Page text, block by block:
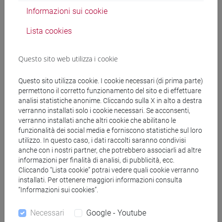
(conditionally accepted).
Una volta ultimate le verifiche di competenza degli Atenei, le
Ambasciate/Consolati competenti che le prenderanno in
Le domande dei candidati accettati su condizione potranno
essere accettate dalle Rappresentanze diplomatico-
consolari con riserva.
Qualora dovessero pervenire richieste di preiscrizione da
parte di candidate e candidati chenon hanno regolarmente
svolto laprocedura di pre-valutazionetramite
apply.unive.it secondo le tempistiche previste o sono stati
rigettati, il personale incaricato rigetterà la richiesta
iscrizione [ENG]
Informazioni sui cookie
Lista cookies
Questo sito web utilizza i cookie
Questo sito utilizza cookie. I cookie necessari (di prima parte)
permettono il corretto funzionamento del sito e di effettuare
analisi statistiche anonime. Cliccando sulla X in alto a destra
verranno installati solo i cookie necessari. Se acconsenti,
verranno installati anche altri cookie che abilitano le
funzionalità dei social media e forniscono statistiche sul loro
utilizzo. In questo caso, i dati raccolti saranno condivisi
anche con i nostri partner, che potrebbero associarli ad altre
informazioni per finalità di analisi, di pubblicità, ecc.
Cliccando “Lista cookie” potrai vedere quali cookie verranno
installati. Per ottenere maggiori informazioni consulta
“Informazioni sui cookies”.
Necessari Google - Youtube